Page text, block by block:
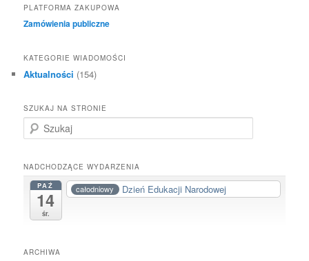
PLATFORMA ZAKUPOWA
Zamówienia publiczne
KATEGORIE WIADOMOŚCI
Aktualności (154)
SZUKAJ NA STRONIE
z
k
a
NADCHODZĄCE WYDARZENIA
PAŹ
14
śr.
całodniowy Dzień Edukacji Narodowej
ARCHIWA